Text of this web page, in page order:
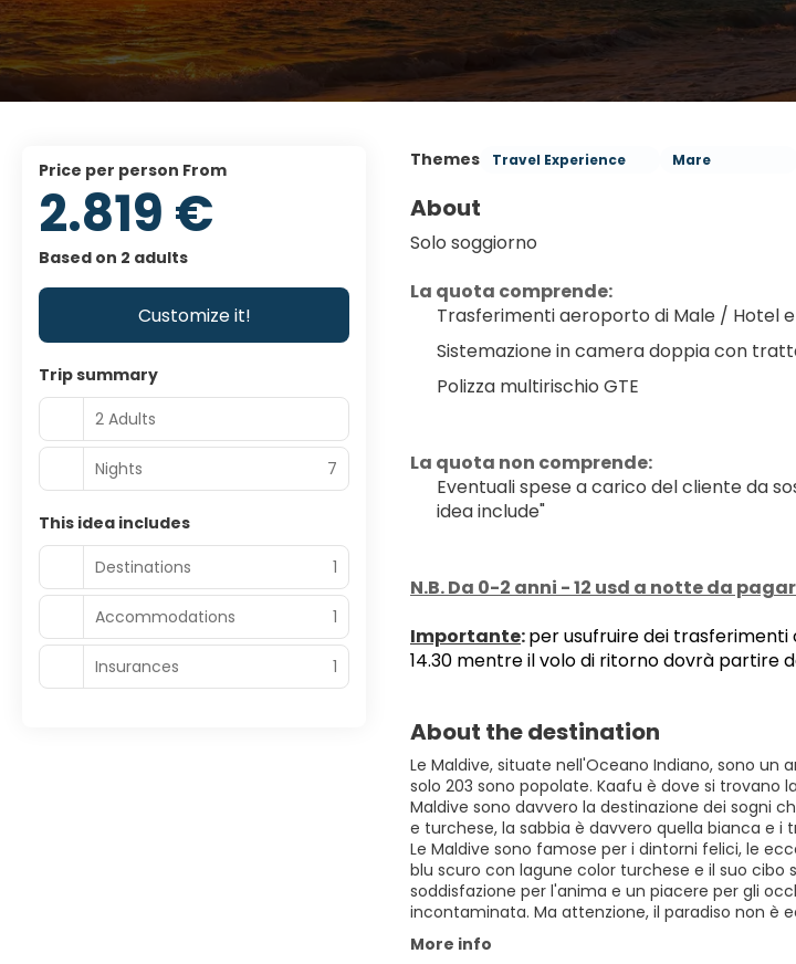
Themes Travel Experience Mare
About
Solo soggiorno
La quota comprende:
Trasferimenti aeroporto di Male / Hotel
Sistemazione in camera doppia con
Polizza multirischio GTE
La quota non comprende:
Eventuali spese a carico del cliente da
idea include"
N.B. Da 0-2 anni - 12 usd a notte da
﻿Importante: per usufruire dei trasferimenti
14.30 mentre il volo di ritorno dovrà partire
About the destination
Le Maldive, situate nell'Oceano Indiano, sono un
solo 203 sono popolate. Kaafu è dove si trovano
Maldive sono davvero la destinazione dei sogni
e turchese, la sabbia è davvero quella bianca e
Le Maldive sono famose per i dintorni felici, le
blu scuro con lagune color turchese e il suo cibo
soddisfazione per l'anima e un piacere per gli
incontaminata. Ma attenzione, il paradiso non è
More info
price per person From
2.819 €
Based on 2 adults
Customize it!
Trip summary
2 Adults
Nights 7
This idea includes
Destinations
1
Accommodations 1
Insurances 1